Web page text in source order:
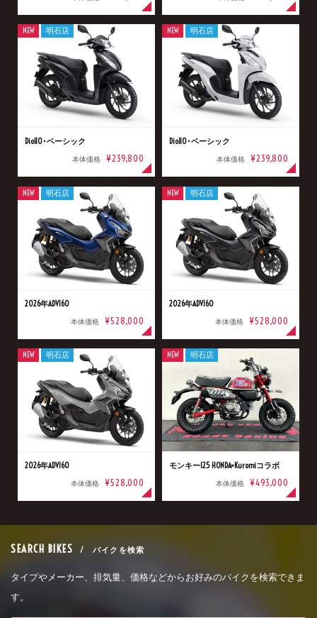
Dio110･ベーシック
本体価格 ¥239,800
NEW 明石店
Dio110･ベーシック
本体価格 ¥239,800
NEW 明石店
2026年ADV160
本体価格 ¥528,000
NEW 明石店
2026年ADV160
本体価格 ¥528,000
NEW 明石店
2026年ADV160
本体価格 ¥528,000
NEW 明石店
モンキー125 HONDA×Kuromiコラボ
本体価格 ¥493,000
NEW 明石店
SEARCH BIKES / バイクを検索
タイプやメーカー、排気量、価格などからお好みのバイクを検索できま
す。